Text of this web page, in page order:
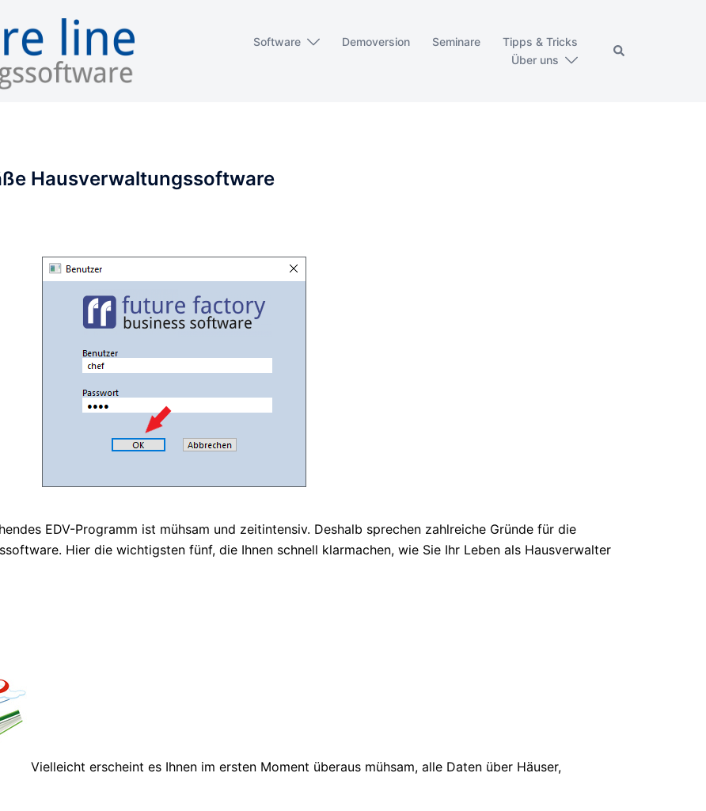
Software Demoversion Seminare
Tipps & Tricks
Über uns
Hausverwaltungssoftware
EDV-Programm ist mühsam und zeitintensiv. Deshalb sprechen zahlreiche Gründe für die
Hier die wichtigsten fünf, die Ihnen schnell klarmachen, wie Sie Ihr Leben als Hausverwalter
Vielleicht erscheint es Ihnen im ersten Moment überaus mühsam, alle Daten über Häuser,